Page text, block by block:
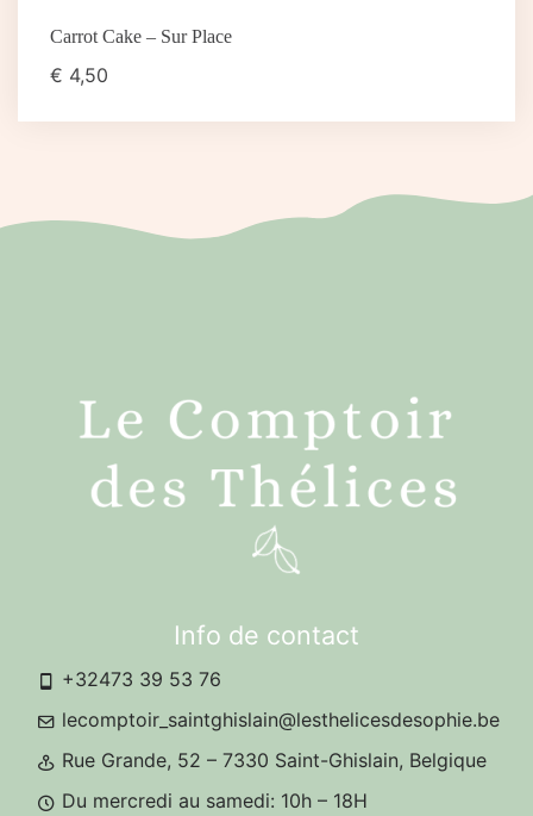
Carrot Cake – Sur Place
€ 4,50
Info de contact
+32473 39 53 76
lecomptoir_saintghislain@lesthelicesdesophie.be
Rue Grande, 52 – 7330 Saint-Ghislain, Belgique
Du mercredi au samedi: 10h – 18H